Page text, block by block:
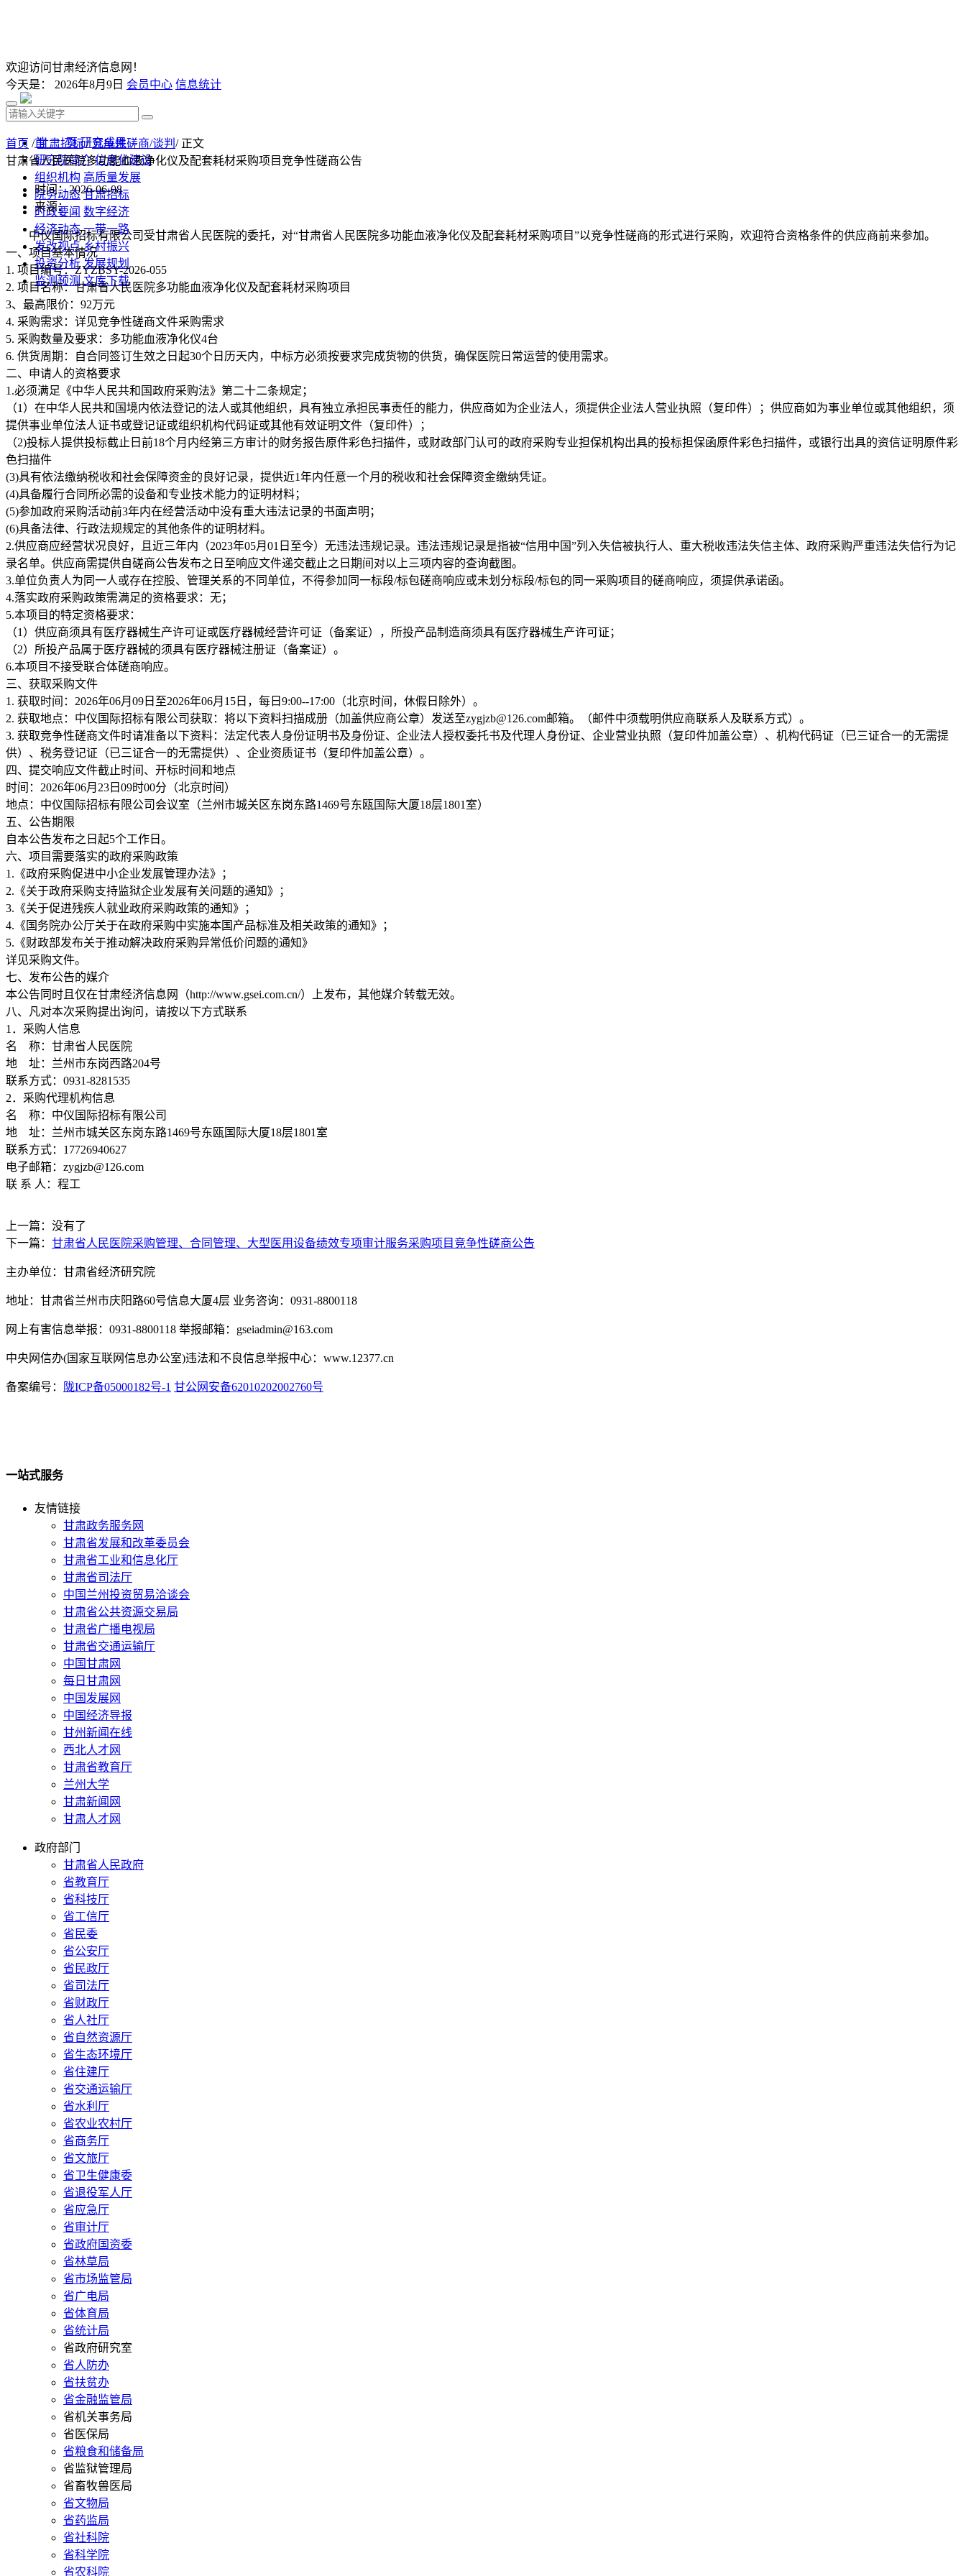
欢迎访问甘肃经济信息网！
今天是： 2026年8月9日 会员中心 信息统计
首 页 研究成果
研究院简介 信息化建设
组织机构 高质量发展
院务动态 甘肃招标
时政要闻 数字经济
经济动态 一带一路
发改视点 乡村振兴
投资分析 发展规划
监测预测 文库下载
首页 /甘肃招标/竞争性磋商/谈判 / 正文
甘肃省人民医院多功能血液净化仪及配套耗材采购项目竞争性磋商公告
时间：2026-06-08
来源：
中仪国际招标有限公司受甘肃省人民医院的委托，对“甘肃省人民医院多功能血液净化仪及配套耗材采购项目”以竞争性磋商的形式进行采购，欢迎符合资格条件的供应商前来参加。
一、项目基本情况
1. 项目编号：ZYZBSY-2026-055
2. 项目名称：甘肃省人民医院多功能血液净化仪及配套耗材采购项目
3、最高限价：92万元
4. 采购需求：详见竞争性磋商文件采购需求
5. 采购数量及要求：多功能血液净化仪4台
6. 供货周期：自合同签订生效之日起30个日历天内，中标方必须按要求完成货物的供货，确保医院日常运营的使用需求。
二、申请人的资格要求
1.必须满足《中华人民共和国政府采购法》第二十二条规定；
（1）在中华人民共和国境内依法登记的法人或其他组织，具有独立承担民事责任的能力，供应商如为企业法人，须提供企业法人营业执照（复印件）；供应商如为事业单位或其他组织，须
提供事业单位法人证书或登记证或组织机构代码证或其他有效证明文件（复印件）；
（2)投标人提供投标截止日前18个月内经第三方审计的财务报告原件彩色扫描件，或财政部门认可的政府采购专业担保机构出具的投标担保函原件彩色扫描件，或银行出具的资信证明原件彩
色扫描件
(3)具有依法缴纳税收和社会保障资金的良好记录，提供近1年内任意一个月的税收和社会保障资金缴纳凭证。
(4)具备履行合同所必需的设备和专业技术能力的证明材料；
(5)参加政府采购活动前3年内在经营活动中没有重大违法记录的书面声明；
(6)具备法律、行政法规规定的其他条件的证明材料。
2.供应商应经营状况良好，且近三年内（2023年05月01日至今）无违法违规记录。违法违规记录是指被“信用中国”列入失信被执行人、重大税收违法失信主体、政府采购严重违法失信行为记
录名单。供应商需提供自磋商公告发布之日至响应文件递交截止之日期间对以上三项内容的查询截图。
3.单位负责人为同一人或存在控股、管理关系的不同单位，不得参加同一标段/标包磋商响应或未划分标段/标包的同一采购项目的磋商响应，须提供承诺函。
4.落实政府采购政策需满足的资格要求：无；
5.本项目的特定资格要求：
（1）供应商须具有医疗器械生产许可证或医疗器械经营许可证（备案证），所投产品制造商须具有医疗器械生产许可证；
（2）所投产品属于医疗器械的须具有医疗器械注册证（备案证）。
6.本项目不接受联合体磋商响应。
三、获取采购文件
1. 获取时间：2026年06月09日至2026年06月15日，每日9:00--17:00（北京时间，休假日除外）。
2. 获取地点：中仪国际招标有限公司获取：将以下资料扫描成册（加盖供应商公章）发送至zygjzb@126.com邮箱。（邮件中须载明供应商联系人及联系方式）。
3. 获取竞争性磋商文件时请准备以下资料：法定代表人身份证明书及身份证、企业法人授权委托书及代理人身份证、企业营业执照（复印件加盖公章）、机构代码证（已三证合一的无需提
供）、税务登记证（已三证合一的无需提供）、企业资质证书（复印件加盖公章）。
四、提交响应文件截止时间、开标时间和地点
时间：2026年06月23日09时00分（北京时间）
地点：中仪国际招标有限公司会议室（兰州市城关区东岗东路1469号东瓯国际大厦18层1801室）
五、公告期限
自本公告发布之日起5个工作日。
六、项目需要落实的政府采购政策
1.《政府采购促进中小企业发展管理办法》；
2.《关于政府采购支持监狱企业发展有关问题的通知》；
3.《关于促进残疾人就业政府采购政策的通知》；
4.《国务院办公厅关于在政府采购中实施本国产品标准及相关政策的通知》；
5.《财政部发布关于推动解决政府采购异常低价问题的通知》
详见采购文件。
七、发布公告的媒介
本公告同时且仅在甘肃经济信息网（http://www.gsei.com.cn/）上发布，其他媒介转载无效。
八、凡对本次采购提出询问，请按以下方式联系
1．采购人信息
名 称：甘肃省人民医院
地 址：兰州市东岗西路204号
联系方式：0931-8281535
2．采购代理机构信息
名 称：中仪国际招标有限公司
地 址：兰州市城关区东岗东路1469号东瓯国际大厦18层1801室
联系方式：17726940627
电子邮箱：zygjzb@126.com
联 系 人：程工
上一篇：没有了
下一篇： 甘肃省人民医院采购管理、合同管理、大型医用设备绩效专项审计服务采购项目竞争性磋商公告
主办单位：甘肃省经济研究院
地址：甘肃省兰州市庆阳路60号信息大厦4层 业务咨询：0931-8800118
网上有害信息举报：0931-8800118 举报邮箱：gseiadmin@163.com
中央网信办(国家互联网信息办公室)违法和不良信息举报中心：www.12377.cn
备案编号： 陇ICP备05000182号-1 甘公网安备62010202002760号
一站式服务
友情链接
甘肃政务服务网
甘肃省发展和改革委员会
甘肃省工业和信息化厅
甘肃省司法厅
中国兰州投资贸易洽谈会
甘肃省公共资源交易局
甘肃省广播电视局
甘肃省交通运输厅
中国甘肃网
每日甘肃网
中国发展网
中国经济导报
甘州新闻在线
西北人才网
甘肃省教育厅
兰州大学
甘肃新闻网
甘肃人才网
政府部门
甘肃省人民政府
省教育厅
省科技厅
省工信厅
省民委
省公安厅
省民政厅
省司法厅
省财政厅
省人社厅
省自然资源厅
省生态环境厅
省住建厅
省交通运输厅
省水利厅
省农业农村厅
省商务厅
省文旅厅
省卫生健康委
省退役军人厅
省应急厅
省审计厅
省政府国资委
省林草局
省市场监管局
省广电局
省体育局
省统计局
省政府研究室
省人防办
省扶贫办
省金融监管局
省机关事务局
省医保局
省粮食和储备局
省监狱管理局
省畜牧兽医局
省文物局
省药监局
省社科院
省科学院
省农科院